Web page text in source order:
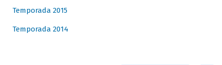
Temporada 2015
Temporada 2014